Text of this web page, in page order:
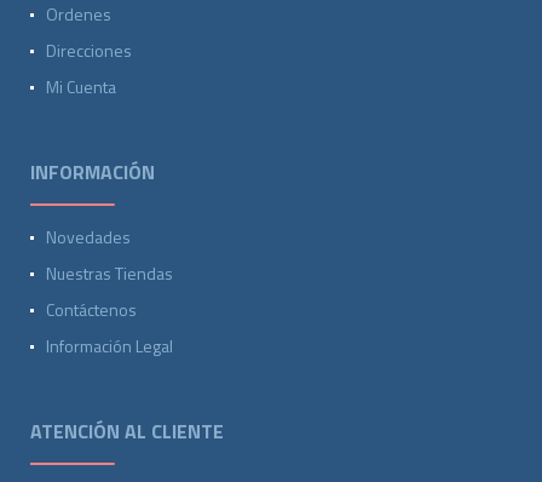
Ordenes
Direcciones
Mi Cuenta
INFORMACIÓN
Novedades
Nuestras Tiendas
Contáctenos
Información Legal
ATENCIÓN AL CLIENTE